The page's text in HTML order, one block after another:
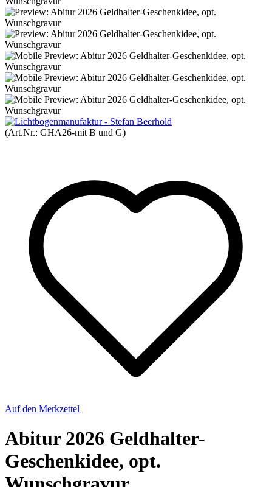
(Art.Nr.: GHA26-mit B und G)
Auf den Merkzettel
Abitur 2026 Geldhalter-
Geschenkidee, opt.